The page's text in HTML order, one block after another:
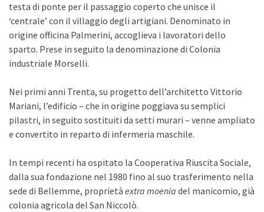
testa di ponte per il passaggio coperto che unisce il
‘centrale’ con il villaggio degli artigiani. Denominato in
origine officina Palmerini, accoglieva i lavoratori dello
sparto. Prese in seguito la denominazione di Colonia
industriale Morselli.
Nei primi anni Trenta, su progetto dell’architetto Vittorio
Mariani, l’edificio – che in origine poggiava su semplici
pilastri, in seguito sostituiti da setti murari – venne ampliato
e convertito in reparto di infermeria maschile.
In tempi recenti ha ospitato la Cooperativa Riuscita Sociale,
dalla sua fondazione nel 1980 fino al suo trasferimento nella
sede di Bellemme, proprietà extra moenia del manicomio, già
colonia agricola del San Niccolò.